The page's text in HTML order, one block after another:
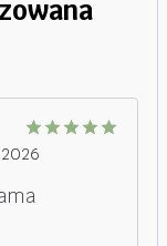
Oceniono